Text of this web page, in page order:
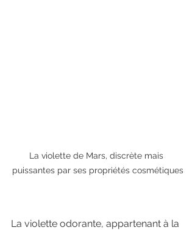
La violette de Mars, discrète mais
puissantes par ses propriétés cosmétiques
La violette odorante, appartenant à la